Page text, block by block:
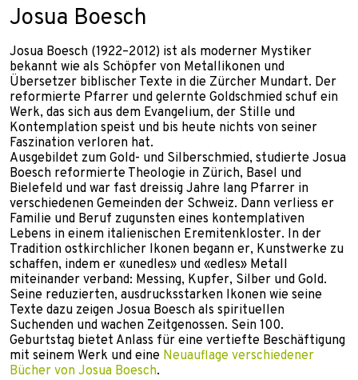
Josua Boesch
Josua Boesch (1922–2012) ist als moderner Mystiker
bekannt wie als Schöpfer von Metallikonen und
Übersetzer biblischer Texte in die Zürcher Mundart. Der
reformierte Pfarrer und gelernte Goldschmied schuf ein
Werk, das sich aus dem Evangelium, der Stille und
Kontemplation speist und bis heute nichts von seiner
Faszination verloren hat.
Ausgebildet zum Gold- und Silberschmied, studierte Josua
Boesch reformierte Theologie in Zürich, Basel und
Bielefeld und war fast dreissig Jahre lang Pfarrer in
verschiedenen Gemeinden der Schweiz. Dann verliess er
Familie und Beruf zugunsten eines kontemplativen
Lebens in einem italienischen Eremitenkloster. In der
Tradition ostkirchlicher Ikonen begann er, Kunstwerke zu
schaffen, indem er «unedles» und «edles» Metall
miteinander verband: Messing, Kupfer, Silber und Gold.
Seine reduzierten, ausdrucksstarken Ikonen wie seine
Texte dazu zeigen Josua Boesch als spirituellen
Suchenden und wachen Zeitgenossen. Sein 100.
Geburtstag bietet Anlass für eine vertiefte Beschäftigung
mit seinem Werk und eine Neuauflage verschiedener
Bücher von Josua Boesch.